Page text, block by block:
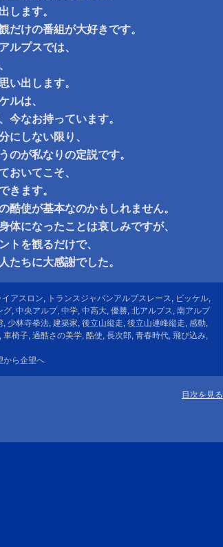
します。
だけの番組が大好きです。
ルプスでは、
い出します。
ルは、
今なお持っています。
にしない限り、
のが私なりの定説です。
おいてこそ、
きます。
酷使が基本なのかもしれません。
体になったことは哀しみですが、
トを観るだけで、
たちに大感謝でした。
イアスロン, トランスジャパンアルプスレース, ピッケル,
グ, 中央アルプ, 中学, 中高大, 優勝, 北アルプス, 南アルプ
, 少林寺拳法, 建築家, 後立山縦走, 後立山連峰縦走, 感動,
, 車椅子, 過酷さの美学, 酷使, 長次郎, 青春時代, 飛び込み,
から企望へ
目次を見る